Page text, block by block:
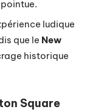
ludique
que le New
historique
Square